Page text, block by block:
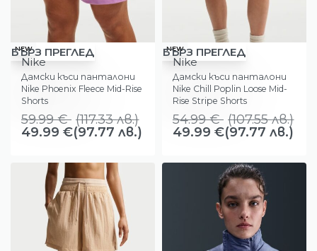
-17%
NEW
БЪРЗ ПРЕГЛЕД
Nike
Дамски къси панталони
Nike Phoenix Fleece Mid-Rise
Shorts
59.99€ (117.33лв.)
49.99 €(97.77 лв.)
-9%
NEW
БЪРЗ ПРЕГЛЕД
Nike
Дамски къси панталони
Nike Chill Poplin Loose Mid-
Rise Stripe Shorts
54.99€ (107.55лв.)
49.99 €(97.77 лв.)